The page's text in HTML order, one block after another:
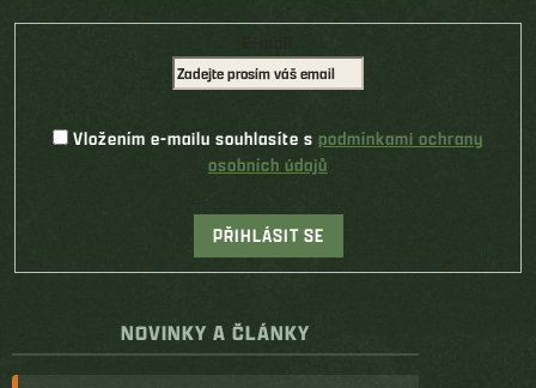
Vložením e-mailu souhlasíte s podmínkami ochrany
osobních údajů
PŘIHLÁSIT SE
NOVINKY A ČLÁNKY